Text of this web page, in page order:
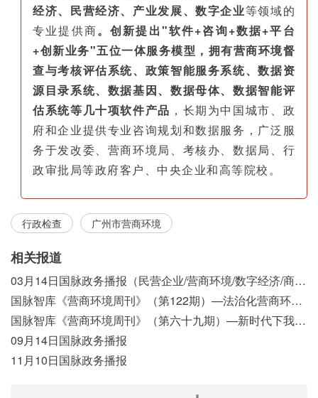
经济、民营经济、产业发展、数字企业等领域的
专业提供商。创新提出"软件+咨询+数据+平台
+创新业务"五位一体服务模型，拥有营商环境督
查与考核评估系统、政策智能服务系统、数据资
源目录系统、数据基因、数据母体、数据智能评
估系统等几十项软件产品 ，长期为中国城市、政
府和企业提供专业咨询规划和数据服务，广泛服
务于发改委、营商环境局、考核办、数据局、行
政审批局等政府客户、中央企业和高等院校。
行政检查 广州市营商环境
相关报道
03月14日国脉政务播报（民营企业/营商环境/数字经济/商事制度改革）
国脉智库《营商环境周刊》（第122期）—法治化营商环境视域下我国行政执法公示制度浅析
国脉智库《营商环境周刊》（第六十九期）—新时代下我国营商环境标准体系构建初探
09月14日国脉政务播报
11月10日国脉政务播报